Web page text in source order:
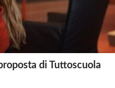
di Tuttoscuola